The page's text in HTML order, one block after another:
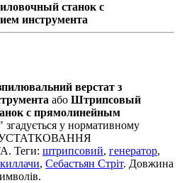
станок с
инструмента
верстат з
або Штрипсовый
с прямолинейным
" згадується у нормативному
УСТАТКОВАННЯ
Теги: штрипсовий, генератор,
, Себастьян Стріт. Довжина